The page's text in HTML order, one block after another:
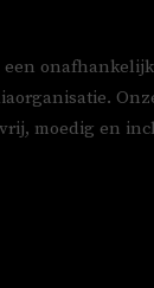
moedig en